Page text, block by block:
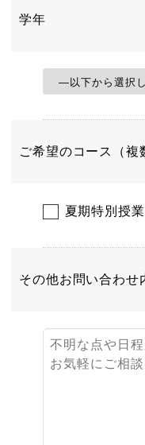
学年
ご希望のコース（複
夏期特別授業
その他お問い合わせ